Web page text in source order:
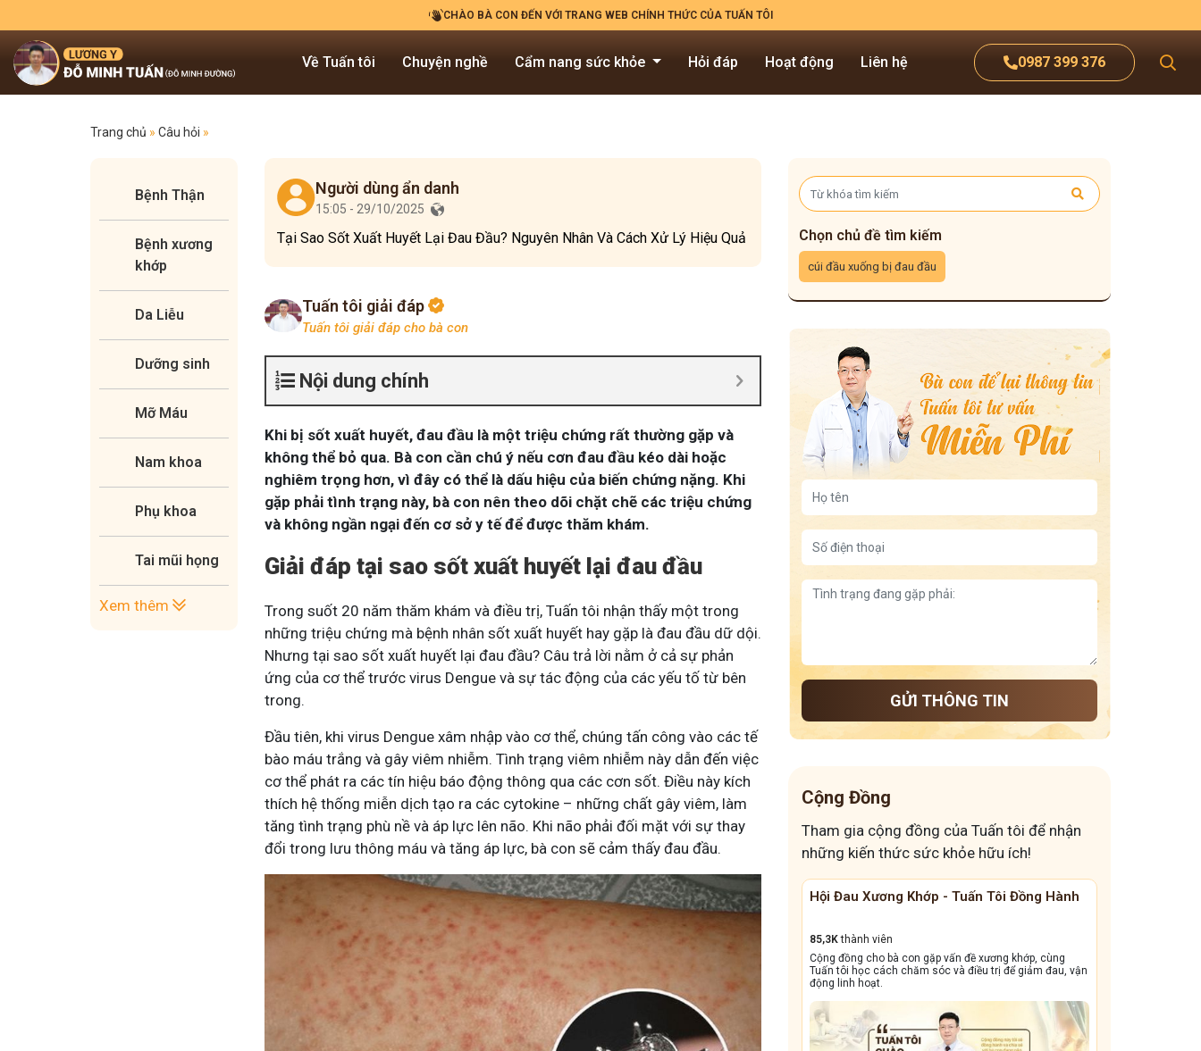
CHÀO BÀ CON ĐẾN VỚI TRANG WEB CHÍNH THỨC CỦA TUẤN TÔI
0987 399 376
Về Tuấn tôi Chuyện nghề Cẩm nang sức khỏe Hỏi đáp Hoạt động Liên hệ
Trang chủ » Câu hỏi »
Bệnh Thận
Bệnh xương
khớp
Da Liễu
Dưỡng sinh
Mỡ Máu
Nam khoa
Phụ khoa
Tai mũi họng
Xem thêm
Người dùng ẩn danh
15:05 - 29/10/2025
Tại Sao Sốt Xuất Huyết Lại Đau Đầu? Nguyên Nhân Và Cách Xử Lý Hiệu Quả
Tuấn tôi giải đáp
Tuấn tôi giải đáp cho bà con
Nội dung chính
Khi bị sốt xuất huyết, đau đầu là một triệu chứng rất thường gặp và
không thể bỏ qua. Bà con cần chú ý nếu cơn đau đầu kéo dài hoặc
nghiêm trọng hơn, vì đây có thể là dấu hiệu của biến chứng nặng. Khi
gặp phải tình trạng này, bà con nên theo dõi chặt chẽ các triệu chứng
và không ngần ngại đến cơ sở y tế để được thăm khám.
Giải đáp tại sao sốt xuất huyết lại đau đầu
Trong suốt 20 năm thăm khám và điều trị, Tuấn tôi nhận thấy một trong
những triệu chứng mà bệnh nhân sốt xuất huyết hay gặp là đau đầu dữ dội.
Nhưng tại sao sốt xuất huyết lại đau đầu? Câu trả lời nằm ở cả sự phản
ứng của cơ thể trước virus Dengue và sự tác động của các yếu tố từ bên
trong.
Đầu tiên, khi virus Dengue xâm nhập vào cơ thể, chúng tấn công vào các tế
bào máu trắng và gây viêm nhiễm. Tình trạng viêm nhiễm này dẫn đến việc
cơ thể phát ra các tín hiệu báo động thông qua các cơn sốt. Điều này kích
thích hệ thống miễn dịch tạo ra các cytokine – những chất gây viêm, làm
tăng tình trạng phù nề và áp lực lên não. Khi não phải đối mặt với sự thay
đổi trong lưu thông máu và tăng áp lực, bà con sẽ cảm thấy đau đầu.
Chọn chủ đề tìm kiếm
cúi đầu xuống bị đau đầu
GỬI THÔNG TIN
Cộng Đồng
Tham gia cộng đồng của Tuấn tôi để nhận
những kiến thức sức khỏe hữu ích!
Tuấn tôi - Y diệu thuốc nam
95,5k
thành viên
Góc nhỏ tôi chia sẻ với bà con về chuyện thuốc Nam, về
tất tần tật kiến thức sức khỏe và cách chăm sóc bản
thân theo YHCT.
Hội Đau Xương Khớp - Tuấn Tôi Đồng Hành
Cộng đồng cho bà con gặp vấn đề xương khớp, cùng
Tuấn tôi học cách chăm sóc và điều trị để giảm đau, vận
Cộng Đồng Chữa Bệnh Tai Mũi Họng
Cộng đồng này sẽ giúp bà con đẩy lùi tình trạng ho dai
dẳng, viêm xoang tái phát triền miền, amidan sưng